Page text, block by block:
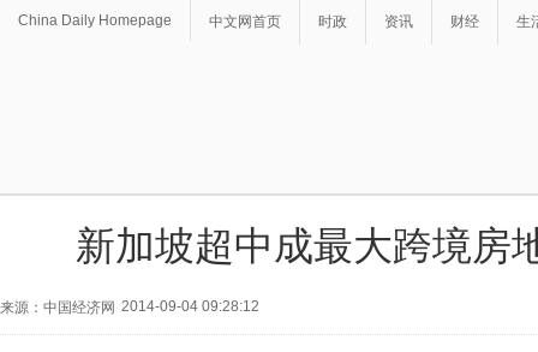
China Daily Homepage 中文网首页 时政 资讯 财经 生
新加坡超中成最大跨境房
来源：中国经济网 2014-09-04 09:28:12